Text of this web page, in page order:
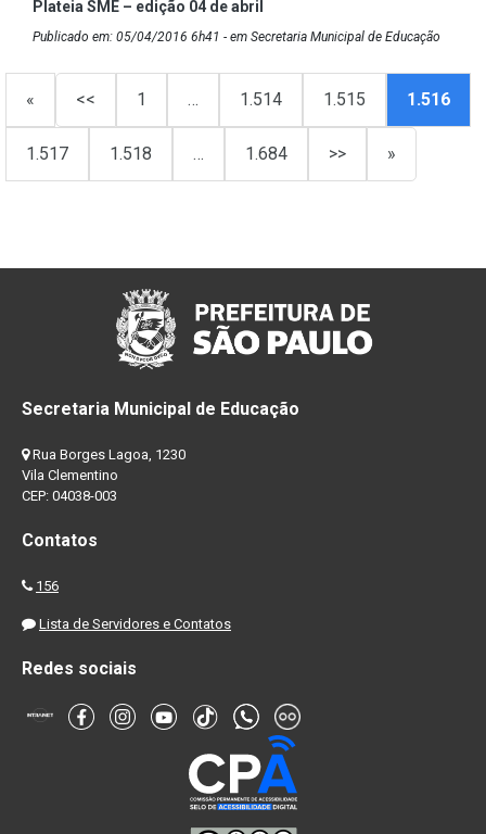
Plateia SME – edição 04 de abril
Publicado em: 05/04/2016 6h41 - em Secretaria Municipal de Educação
« << 1 … 1.514 1.515 1.516
1.517 1.518 … 1.684 >> »
Secretaria Municipal de Educação
Rua Borges Lagoa, 1230
Vila Clementino
CEP: 04038-003
Contatos
156
Lista de Servidores e Contatos
Redes sociais